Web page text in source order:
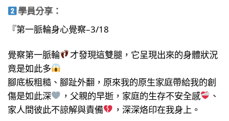
學員分享：
『第一脈輪身心覺察–3/18
覺察第一脈輪
才發現這雙腿，它呈現出來的身體狀況
竟是如此多
腳底板粗糙、腳趾外翻，原來我的原生家庭帶給我的創
傷是如此深
，父親的早逝，家庭的生存不安全感
、
家人間彼此不諒解與責備
，深深烙印在我身上。